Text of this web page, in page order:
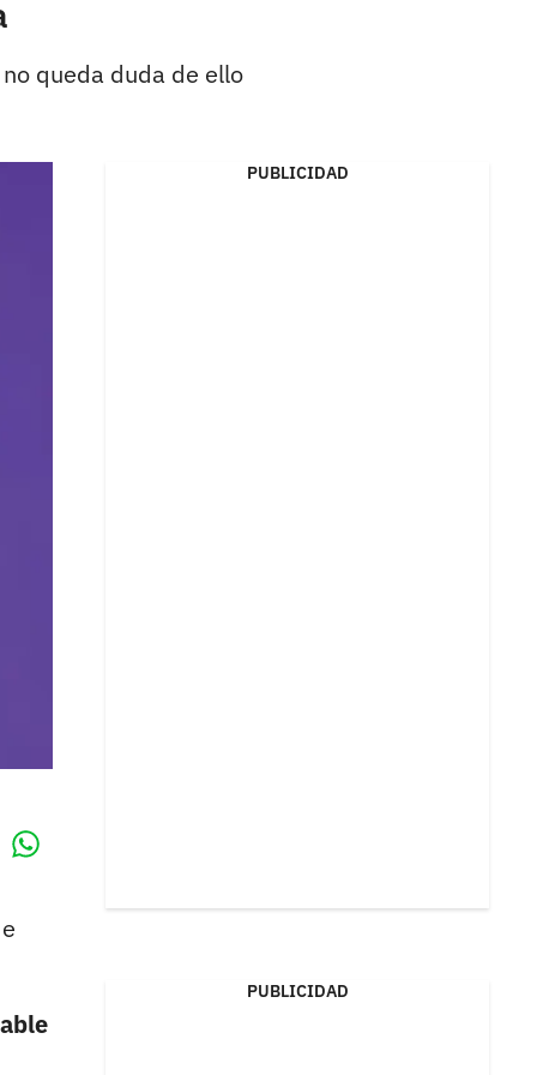
queda duda de ello
PUBLICIDAD
PUBLICIDAD